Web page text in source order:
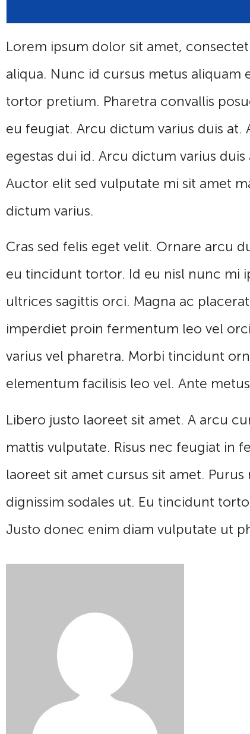
Lorem ipsum dolor sit amet,
aliqua. Nunc id cursus metus
tortor pretium. Pharetra convallis
eu feugiat. Arcu dictum varius duis at.
egestas dui id. Arcu dictum varius
Auctor elit sed vulputate mi sit amet
dictum varius.
Cras sed felis eget velit. Ornare arcu
eu tincidunt tortor. Id eu nisl nunc mi
ultrices sagittis orci. Magna ac
imperdiet proin fermentum leo vel
varius vel pharetra. Morbi tincidunt
elementum facilisis leo vel. Ante
Libero justo laoreet sit amet. A arcu
mattis vulputate. Risus nec feugiat in
laoreet sit amet cursus sit amet.
dignissim sodales ut. Eu tincidunt
Justo donec enim diam vulputate ut